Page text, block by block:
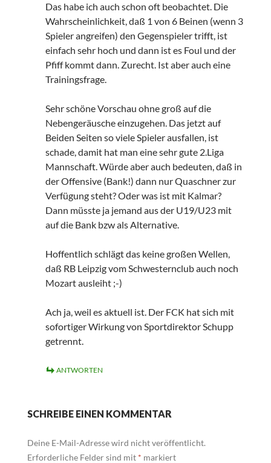
Das habe ich auch schon oft beobachtet. Die
Wahrscheinlichkeit, daß 1 von 6 Beinen (wenn 3
Spieler angreifen) den Gegenspieler trifft, ist
einfach sehr hoch und dann ist es Foul und der
Pfiff kommt dann. Zurecht. Ist aber auch eine
Trainingsfrage.
Sehr schöne Vorschau ohne groß auf die
Nebengeräusche einzugehen. Das jetzt auf
Beiden Seiten so viele Spieler ausfallen, ist
schade, damit hat man eine sehr gute 2.Liga
Mannschaft. Würde aber auch bedeuten, daß in
der Offensive (Bank!) dann nur Quaschner zur
Verfügung steht? Oder was ist mit Kalmar?
Dann müsste ja jemand aus der U19/U23 mit
auf die Bank bzw als Alternative.
Hoffentlich schlägt das keine großen Wellen,
daß RB Leipzig vom Schwesternclub auch noch
Mozart ausleiht ;-)
Ach ja, weil es aktuell ist. Der FCK hat sich mit
sofortiger Wirkung von Sportdirektor Schupp
getrennt.
ANTWORTEN
SCHREIBE EINEN KOMMENTAR
Deine E-Mail-Adresse wird nicht veröffentlicht.
Erforderliche Felder sind mit * markiert